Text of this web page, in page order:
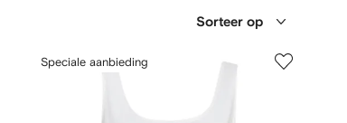
Sorteer op
Speciale aanbieding